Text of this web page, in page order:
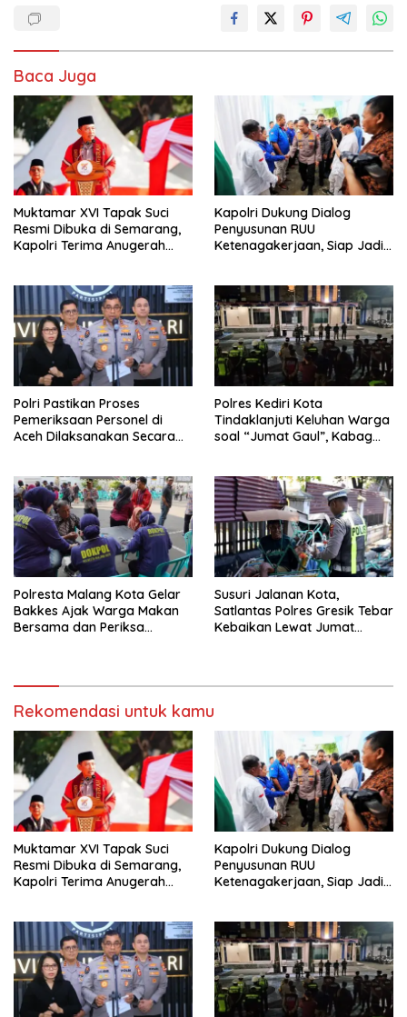
Baca Juga
Muktamar XVI Tapak Suci
Resmi Dibuka di Semarang,
Kapolri Terima Anugerah
Kapolri Dukung Dialog
Penyusunan RUU
Ketenagakerjaan, Siap Jadi
Polri Pastikan Proses
Pemeriksaan Personel di
Aceh Dilaksanakan Secara
Polres Kediri Kota
Tindaklanjuti Keluhan Warga
soal “Jumat Gaul”, Kabag
Ketenteraman Masyarakat
Polresta Malang Kota Gelar
Bakkes Ajak Warga Makan
Bersama dan Periksa
Susuri Jalanan Kota,
Satlantas Polres Gresik Tebar
Kebaikan Lewat Jumat
Rekomendasi untuk kamu
Muktamar XVI Tapak Suci
Resmi Dibuka di Semarang,
Kapolri Terima Anugerah
Kapolri Dukung Dialog
Penyusunan RUU
Ketenagakerjaan, Siap Jadi